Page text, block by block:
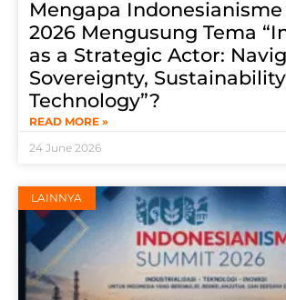
Mengapa
2026 Mengusung Tema
as a Strategic Actor:
Sovereignty,
Technology”?
READ MORE »
24 June 2026
LAINNYA